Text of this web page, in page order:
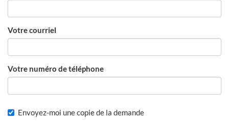
Votre courriel
Votre numéro de téléphone
Envoyez-moi une copie de la demande